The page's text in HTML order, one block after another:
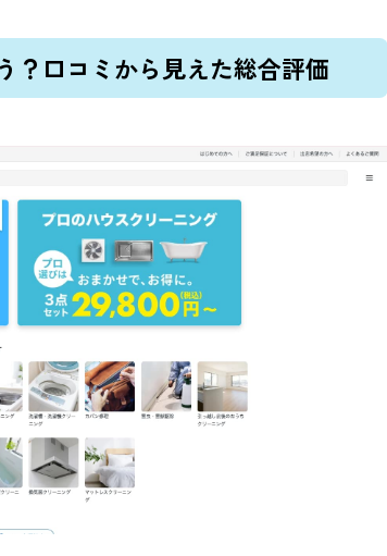
？口コミから見えた総合評価